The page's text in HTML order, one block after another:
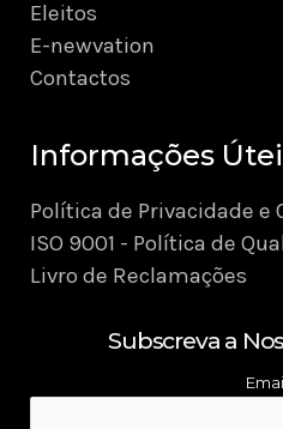
Eleitos
E-newvation
Contactos
Informações
Política de Privacidade e
ISO 9001 - Política de
Livro de Reclamações
Subscreva a